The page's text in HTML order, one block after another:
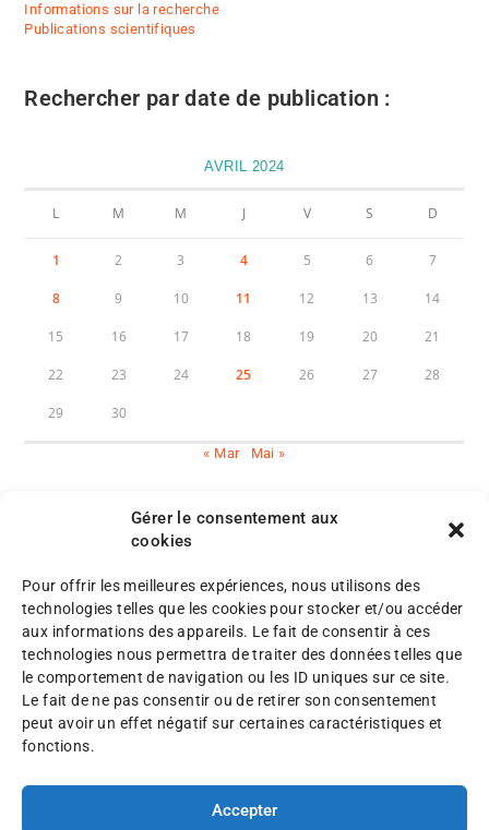
Gérer le consentement aux
cookies
Pour offrir les meilleures expériences, nous utilisons des
technologies telles que les cookies pour stocker et/ou accéder
aux informations des appareils. Le fait de consentir à ces
technologies nous permettra de traiter des données telles que
le comportement de navigation ou les ID uniques sur ce site.
Le fait de ne pas consentir ou de retirer son consentement
peut avoir un effet négatif sur certaines caractéristiques et
fonctions.
Accepter
Informations sur la recherche
Publications scientifiques
Rechercher par date de publication :
AVRIL 2024
L M M J V S D
1 2 3 4 5 6 7
8 9 10 11 12 13 14
15 16 17 18 19 20 21
22 23 24 25 26 27 28
29 30
« Mar Mai »
©
A
F
A
F
M
e
n
t
i
o
n
s
P
l
a
n
d
s